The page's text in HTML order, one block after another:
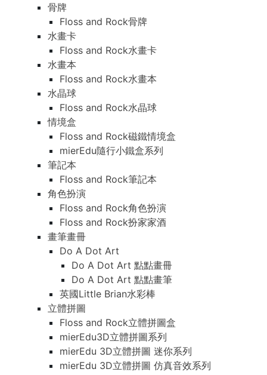
骨牌
Floss and Rock骨牌
水畫卡
Floss and Rock水畫卡
水畫本
Floss and Rock水畫本
水晶球
Floss and Rock水晶球
情境盒
Floss and Rock磁鐵情境盒
mierEdu隨行小鐵盒系列
筆記本
Floss and Rock筆記本
角色扮演
Floss and Rock角色扮演
Floss and Rock扮家家酒
畫筆畫冊
Do A Dot Art
Do A Dot Art 點點畫冊
Do A Dot Art 點點畫筆
英國Little Brian水彩棒
立體拼圖
Floss and Rock立體拼圖盒
mierEdu3D立體拼圖系列
mierEdu 3D立體拼圖 迷你系列
mierEdu 3D立體拼圖 仿真音效系列